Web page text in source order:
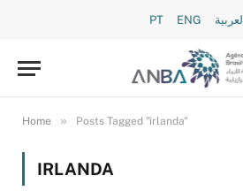
PT ENG العربية
Home » Posts Tagged "irlanda"
IRLANDA